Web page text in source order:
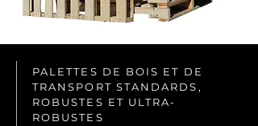
PALETTES DE BOIS ET DE
TRANSPORT STANDARDS,
ROBUSTES ET ULTRA-
ROBUSTES